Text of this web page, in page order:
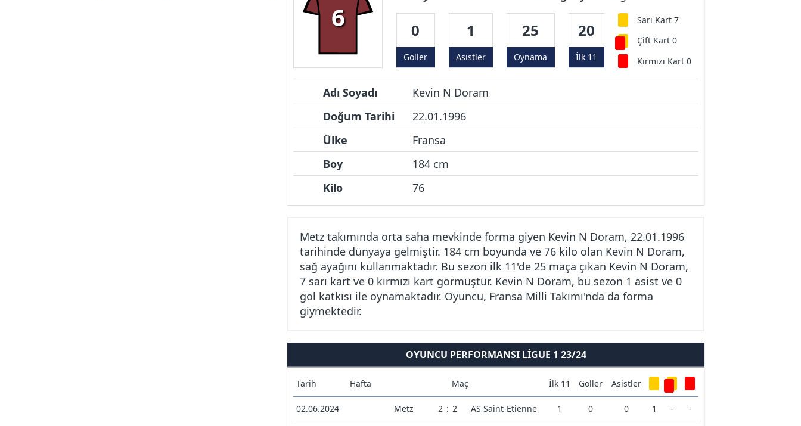
6 0
Goller
1
Asistler
25
Oynama
20
İlk 11
Sarı Kart 7
Çift Kart 0
Kırmızı Kart 0
Adı Soyadı
Kevin N Doram
Doğum Tarihi
22.01.1996
Ülke
Fransa
Boy
184 cm
Kilo
76
Metz takımında orta saha mevkinde forma giyen Kevin N Doram, 22.01.1996
tarihinde dünyaya gelmiştir. 184 cm boyunda ve 76 kilo olan Kevin N Doram,
sağ ayağını kullanmaktadır. Bu sezon ilk 11'de 25 maça çıkan Kevin N Doram,
7 sarı kart ve 0 kırmızı kart görmüştür. Kevin N Doram, bu sezon 1 asist ve 0
gol katkısı ile oynamaktadır. Oyuncu, Fransa Milli Takımı'nda da forma
giymektedir.
OYUNCU PERFORMANSI LIGUE 1 23/24
Tarih Hafta Maç İlk 11 Goller Asistler
02.06.2024 Metz 2 : 2 AS Saint-Etienne 1 0 0 1 - -